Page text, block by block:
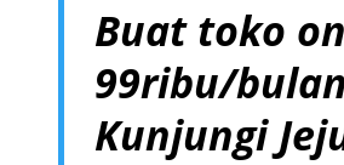
Buat toko
99ribu/
Kunjungi